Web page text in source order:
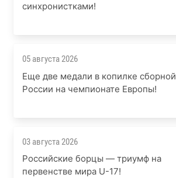
синхронистками!
05 августа 2026
Еще две медали в копилке сборной
России на чемпионате Европы!
03 августа 2026
Российские борцы — триумф на
первенстве мира U-17!